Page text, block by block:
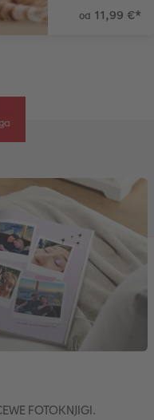
od 11,99 €*
FOTOKNJIGI.